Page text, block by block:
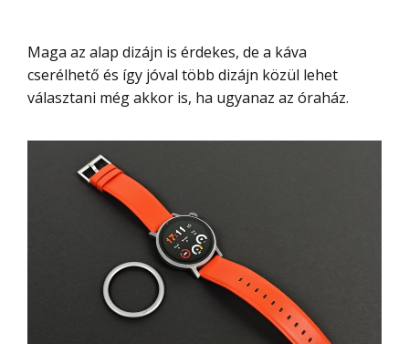
Maga az alap dizájn is érdekes, de a káva
cserélhető és így jóval több dizájn közül lehet
választani még akkor is, ha ugyanaz az óraház.